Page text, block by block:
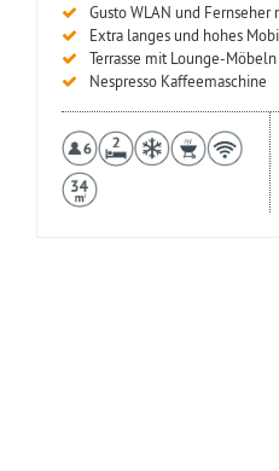
Gusto WLAN und Fernseher
Extra langes und hohes
Terrasse mit Lounge-Möbeln
Nespresso Kaffeemaschine